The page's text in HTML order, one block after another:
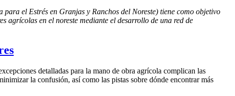
el Estrés en Granjas y Ranchos del Noreste) tiene como objetivo
agrícolas en el noreste mediante el desarrollo de una red de
detalladas para la mano de obra agrícola complican las
la confusión, así como las pistas sobre dónde encontrar más